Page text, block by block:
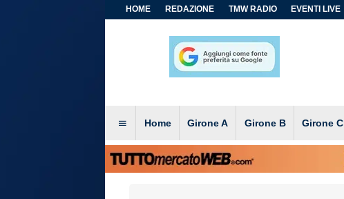
HOME REDAZIONE TMW RADIO EVENTI LIVE
Home Girone A Girone B Girone C